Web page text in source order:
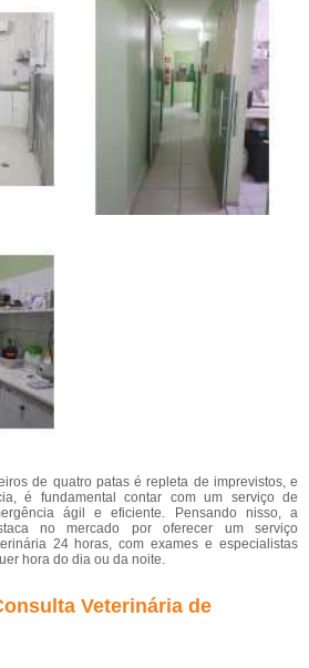
de quatro patas é repleta de imprevistos, e
é fundamental contar com um serviço de
ágil e eficiente. Pensando nisso, a
no mercado por oferecer um serviço
24 horas, com exames e especialistas
hora do dia ou da noite.
Veterinária de